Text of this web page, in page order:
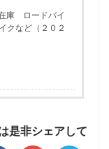
庫 ロードバイ
クなど（２０２
是非シェアして